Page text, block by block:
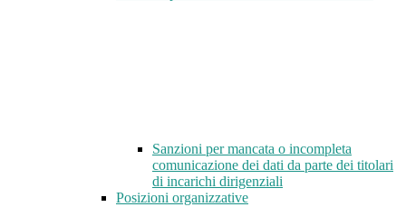
Sanzioni per mancata o incompleta
comunicazione dei dati da parte dei titolari
di incarichi dirigenziali
Posizioni organizzative